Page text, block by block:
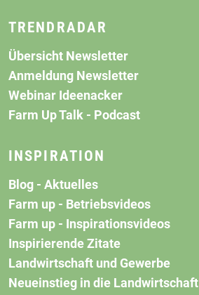
TRENDRADAR
Übersicht Newsletter
Anmeldung Newsletter
Webinar Ideenacker
Farm Up Talk - Podcast
INSPIRATION
Blog - Aktuelles
Farm up - Betriebsvideos
Farm up - Inspirationsvideos
Inspirierende Zitate
Landwirtschaft und Gewerbe
Neueinstieg in die Landwirtschaft